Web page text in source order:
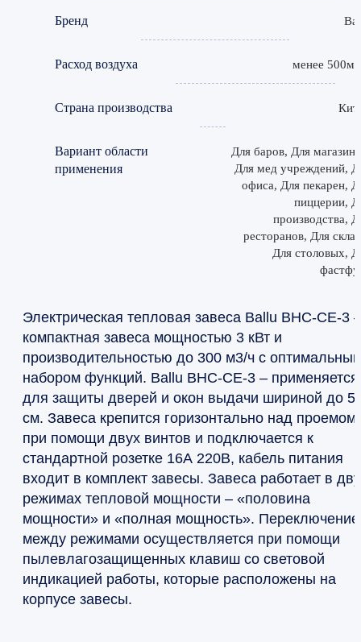
Бренд
Расход воздуха менее
Страна производства
Вариант области
применения
Для баров, Для
Для мед учреждений,
офиса, Для пекарен,
пиццерии,
производства,
ресторанов, Для
Для столовых,
Электрическая тепловая завеса Ballu BHC-CE-3 –
компактная завеса мощностью 3 кВт и
производительностью до 300 м3/ч с
набором функций. Ballu BHC-CE-3 – применяется
для защиты дверей и окон выдачи шириной до
см. Завеса крепится горизонтально над проемом
при помощи двух винтов и подключается к
стандартной розетке 16А 220В, кабель питания
входит в комплект завесы. Завеса работает в
режимах тепловой мощности – «половина
мощности» и «полная мощность». Переключение
между режимами осуществляется при помощи
пылевлагозащищенных клавиш со световой
индикацией работы, которые расположены на
корпусе завесы.